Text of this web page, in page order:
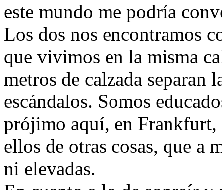
este mundo me podría
Los dos nos encontramos
que vivimos en la misma
metros de calzada separan
escándalos. Somos
prójimo aquí, en Frankfurt,
ellos de otras cosas, que a
ni elevadas.